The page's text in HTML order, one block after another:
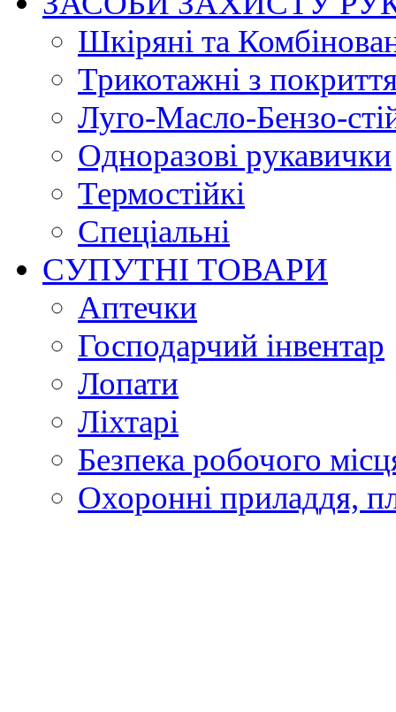
Шкіряні та
Трикотажні з
Луго-Масло-Бензо-
Одноразові рукавички
Термостійкі
Спеціальні
СУПУТНІ ТОВАРИ
Аптечки
Господарчий інвентар
Лопати
Ліхтарі
Безпека робочого
Охоронні приладдя,